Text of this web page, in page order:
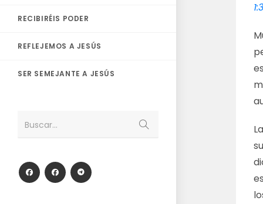
RECIBIRÉIS PODER
REFLEJEMOS A JESÚS
SER SEMEJANTE A JESÚS
Buscar...
la